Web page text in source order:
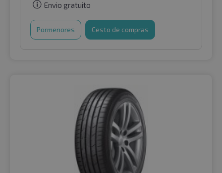
Envio gratuito
Pormenores Cesto de compras